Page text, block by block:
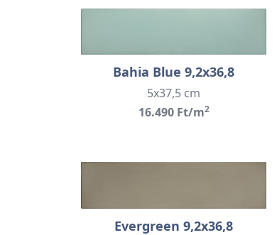
Bahia Blue 9,2x36,8
5x37,5 cm
16.490 Ft/m2
Evergreen 9,2x36,8